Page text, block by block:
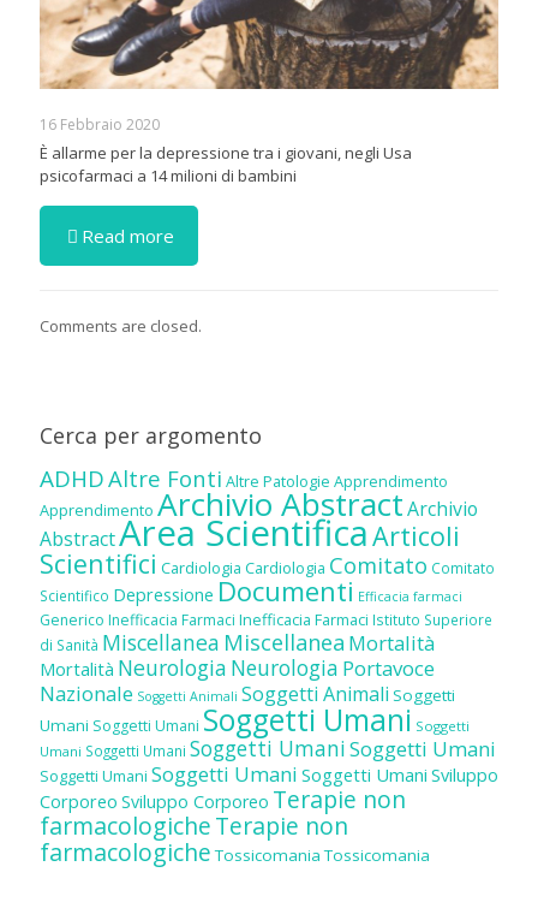
16 Febbraio 2020
È allarme per la depressione tra i giovani, negli Usa
psicofarmaci a 14 milioni di bambini
Read more
Comments are closed.
Cerca per argomento
ADHDAltre Fonti Altre Patologie Apprendimento
Apprendimento Archivio AbstractArchivio
AbstractArea ScientificaArticoli
Scientifici Cardiologia Cardiologia Comitato Comitato
Scientifico Depressione Documenti Efficacia farmaci
Generico Inefficacia Farmaci Inefficacia Farmaci Istituto Superiore
di Sanità Miscellanea Miscellanea Mortalità
Mortalità Neurologia Neurologia Portavoce
Nazionale Soggetti Animali Soggetti Animali Soggetti
Umani Soggetti Umani Soggetti Umani Soggetti
Umani Soggetti Umani Soggetti UmaniSoggetti Umani
Soggetti Umani Soggetti Umani Soggetti Umani Sviluppo
Corporeo Sviluppo Corporeo Terapie non
farmacologicheTerapie non
farmacologiche Tossicomania Tossicomania